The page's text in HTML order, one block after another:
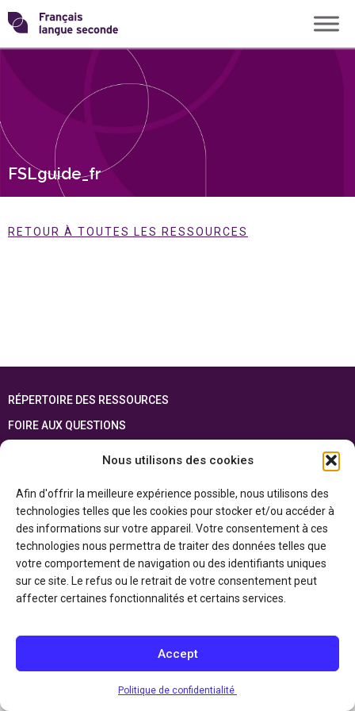
Nous utilisons des cookies
Afin d'offrir la meilleure expérience possible, nous utilisons des
technologies telles que les cookies pour stocker et/ou accéder à
des informations sur votre appareil. Votre consentement à ces
technologies nous permettra de traiter des données telles que
votre comportement de navigation ou des identifiants uniques
sur ce site. Le refus ou le retrait de votre consentement peut
affecter certaines fonctionnalités et certains services.
Accept
Politique de confidentialité
Skip
to
content
Transformons
langue
FSLguide_fr
RETOUR À TOUTES LES RESSOURCES
RÉPERTOIRE DES RESSOURCES
FOIRE AUX QUESTIONS
Cette ressource est réalisée grâce au soutien financier du gouvernement de
l’Ontario et du gouvernement du Canada par l’entremise du ministère du
Patrimoine canadien
Politique de confidentialité